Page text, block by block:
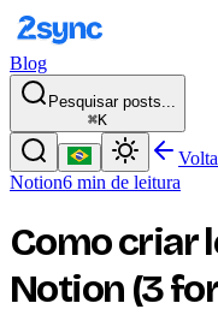
Blog
Pesquisar posts...
⌘K
Notion6 min de leitura
Como criar
Notion (3